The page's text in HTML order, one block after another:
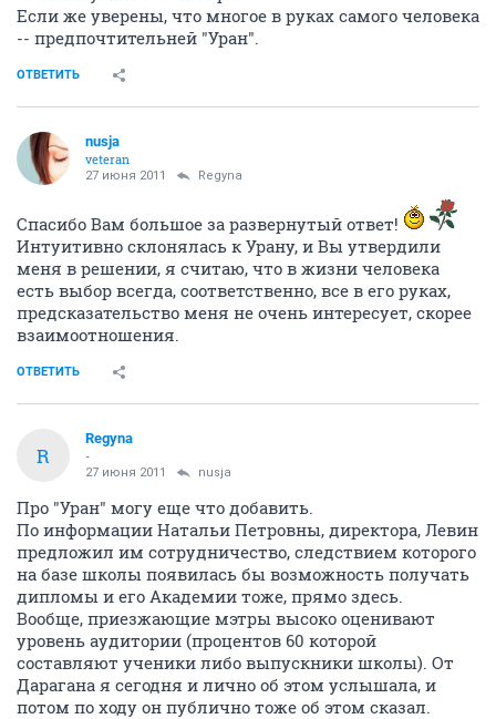
Если же уверены, что многое в руках самого человека
-- предпочтительней "Уран".
ОТВЕТИТЬ
nusja
veteran
27 июня 2011 Regyna
Спасибо Вам большое за развернутый ответ!
Интуитивно склонялась к Урану, и Вы утвердили
меня в решении, я считаю, что в жизни человека
есть выбор всегда, соответственно, все в его руках,
предсказательство меня не очень интересует, скорее
взаимоотношения.
ОТВЕТИТЬ
R
Regyna
-
27 июня 2011 nusja
Про "Уран" могу еще что добавить.
По информации Натальи Петровны, директора, Левин
предложил им сотрудничество, следствием которого
на базе школы появилась бы возможность получать
дипломы и его Академии тоже, прямо здесь.
Вообще, приезжающие мэтры высоко оценивают
уровень аудитории (процентов 60 которой
составляют ученики либо выпускники школы). От
Дарагана я сегодня и лично об этом услышала, и
потом по ходу он публично тоже об этом сказал.